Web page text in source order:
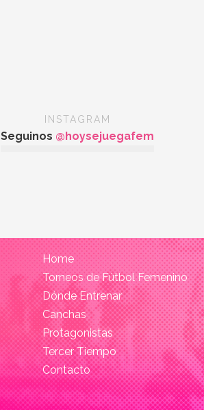
INSTAGRAM
Seguinos @hoysejuegafem
Home
Torneos de Fútbol Femenino
Dónde Entrenar
Canchas
Protagonistas
Tercer Tiempo
Contacto